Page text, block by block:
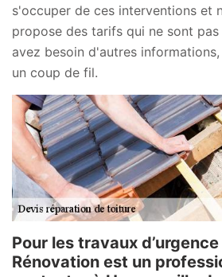
s'occuper de ces interventions et
propose des tarifs qui ne sont
avez besoin d'autres
un coup de fil.
Pour les travaux
Rénovation est un